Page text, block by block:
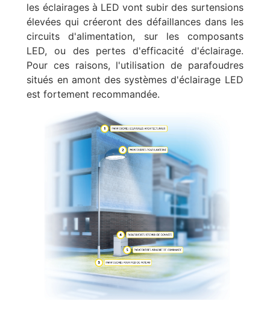
les éclairages à LED vont subir des surtensions
élevées qui créeront des défaillances dans les
circuits d'alimentation, sur les composants
LED, ou des pertes d'efficacité d'éclairage.
Pour ces raisons, l'utilisation de parafoudres
situés en amont des systèmes d'éclairage LED
est fortement recommandée.